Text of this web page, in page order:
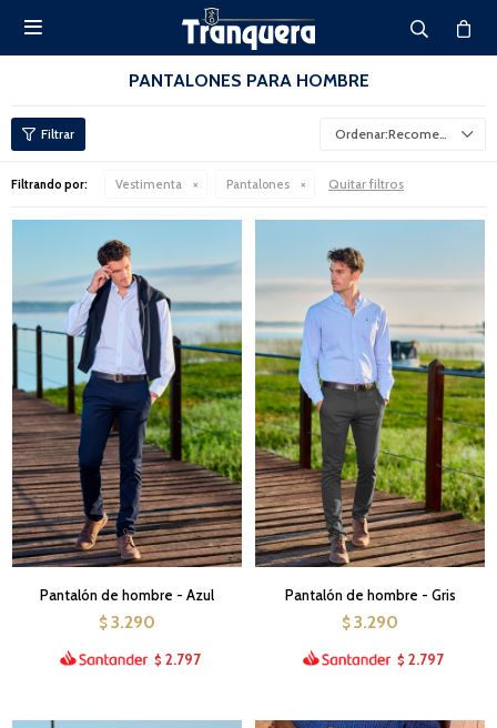

PANTALONES PARA HOMBRE
Recomendados
Filtrando por: Vestimenta Pantalones Quitar filtros
Pantalón de hombre - Azul
$ 3.290
$ 2.797
Pantalón de hombre - Gris
$ 3.290
$ 2.797